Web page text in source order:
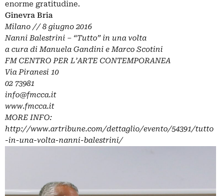
enorme gratitudine.
Ginevra Bria
Milano // 8 giugno 2016
Nanni Balestrini – “Tutto” in una volta
a cura di Manuela Gandini e Marco Scotini
FM CENTRO PER L’ARTE CONTEMPORANEA
Via Piranesi 10
02 73981
info@fmcca.it
www.fmcca.it
MORE INFO:
http://www.artribune.com/dettaglio/evento/54391/tutto
-in-una-volta-nanni-balestrini/